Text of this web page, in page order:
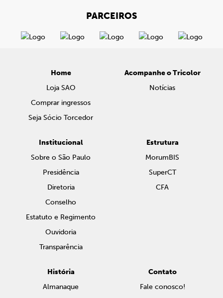
PARCEIROS
Home
Loja SAO
Comprar ingressos
Seja Sócio Torcedor
Acompanhe o Tricolor
Notícias
Institucional
Sobre o São Paulo
Presidência
Diretoria
Conselho
Estatuto e Regimento
Ouvidoria
Transparência
Estrutura
MorumBIS
SuperCT
CFA
História
Almanaque
Contato
Fale conosco!